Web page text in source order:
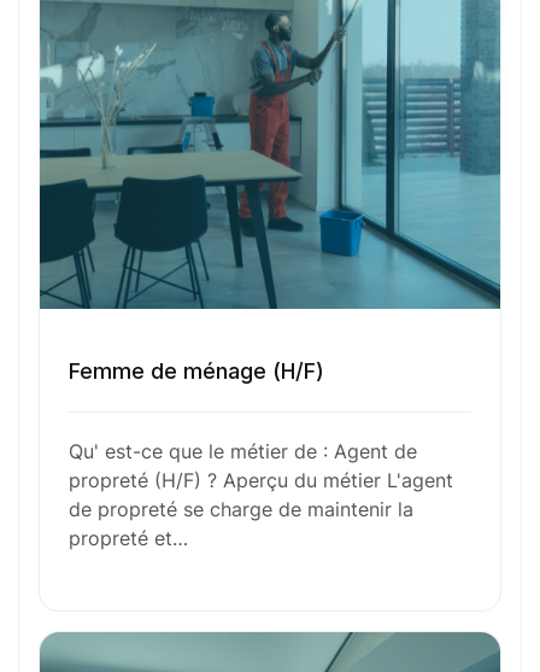
métier exige rigueur, discrétion et efficacité pour
assurer un environnement sain et agréable à tous
les occupants. Les agents de propreté utilisent
souvent des produits spécifiques et des
équipements variés pour mener à bien leurs
missions tout en respectant les normes de
sécurité et d’hygiène en vigueur.
Outils et Technologies ️
Formation et Qualifications
Femme de ménage (H/F)
Qu' est-ce que le métier de : Agent de
propreté (H/F) ? Aperçu du métier L'agent
de propreté se charge de maintenir la
propreté et…